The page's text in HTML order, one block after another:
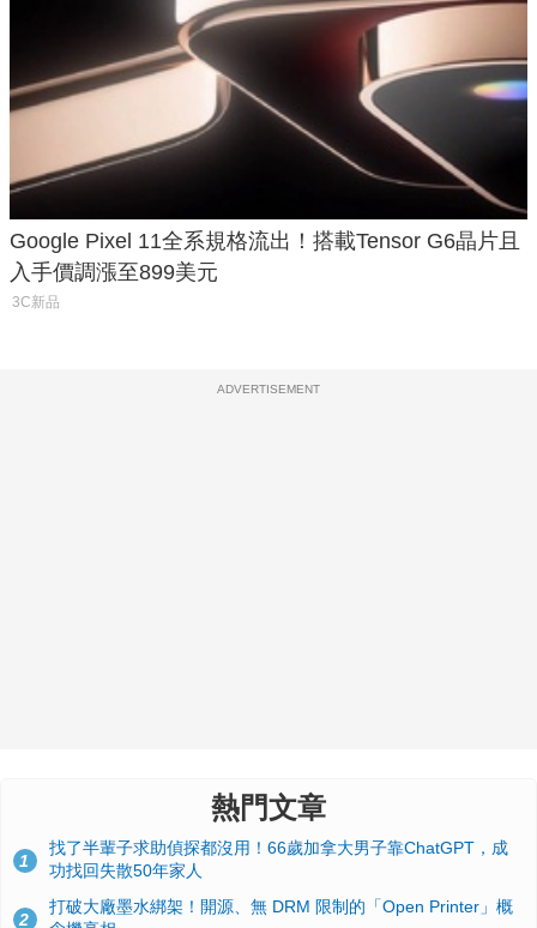
Google Pixel 11全系規格流出！搭載Tensor G6晶片且
入手價調漲至899美元
3C新品
ADVERTISEMENT
熱門文章
1
找了半輩子求助偵探都沒用！66歲加拿大男子靠ChatGPT，成
功找回失散50年家人
2
打破大廠墨水綁架！開源、無 DRM 限制的「Open Printer」概